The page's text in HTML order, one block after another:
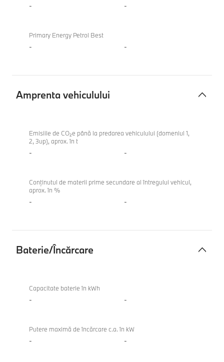
- -
Primary Energy Petrol Best
- -
Amprenta vehiculului
vehiculului
Emisiile de CO₂e până la predarea vehiculului (domeniul 1,
2, 3up), aprox. în t
- -
Conținutul de materii prime secundare al întregului vehicul,
aprox. în %
- -
Baterie/Încărcare
Încărcare
Capacitate baterie în kWh
- -
Putere maximă de încărcare c.a. în kW
- -